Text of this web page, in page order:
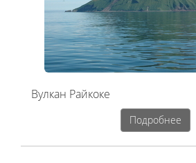
Вулкан Райкоке
Подробнее